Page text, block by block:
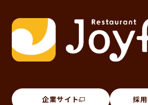
企業サイト 採